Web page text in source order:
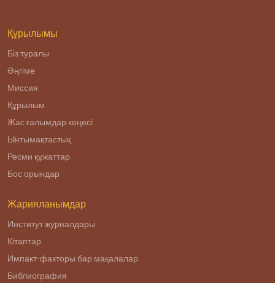
конкретных шагов
Құрылымы
Біз туралы
Әңгіме
Миссия
Құрылым
Жас ғалымдар кеңесі
Ынтымақтастық
Ресми құжаттар
Бос орындар
Жарияланымдар
Институт журналдары
Кітаптар
Импакт-факторы бар мақалалар
Библиография